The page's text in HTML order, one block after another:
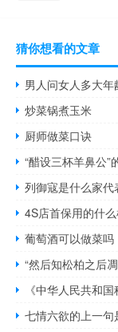
猜你想看的文章
男人问女人多大年
炒菜锅煮玉米
厨师做菜口诀
“醋设三杯羊鼻公”
列御寇是什么家代
4S店首保用的什
葡萄酒可以做菜吗
“然后知松柏之后
《中华人民共和
七情六欲的上一句